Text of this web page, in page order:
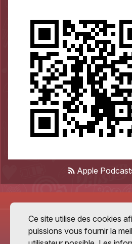
Apple
Ce site utilise des cookies
puissions vous fournir la